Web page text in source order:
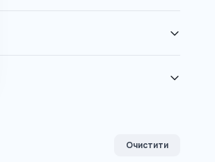
Очистити